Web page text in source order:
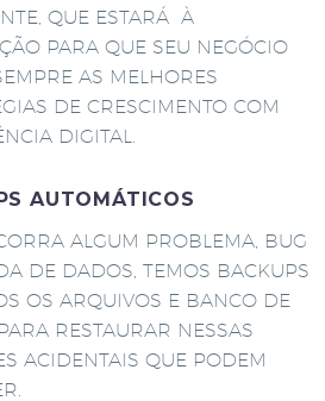
QUE ESTARÁ À
PARA QUE SEU NEGÓCIO
AS MELHORES
DE CRESCIMENTO COM
DIGITAL.
AUTOMÁTICOS
ALGUM PROBLEMA, BUG
DE DADOS, TEMOS BACKUPS
OS ARQUIVOS E BANCO DE
RESTAURAR NESSAS
ACIDENTAIS QUE PODEM